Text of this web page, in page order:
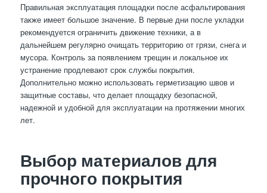
Правильная эксплуатация площадки после асфальтирования
также имеет большое значение. В первые дни после укладки
рекомендуется ограничить движение техники, а в
дальнейшем регулярно очищать территорию от грязи, снега и
мусора. Контроль за появлением трещин и локальное их
устранение продлевают срок службы покрытия.
Дополнительно можно использовать герметизацию швов и
защитные составы, что делает площадку безопасной,
надежной и удобной для эксплуатации на протяжении многих
лет.
Выбор материалов для
прочного покрытия